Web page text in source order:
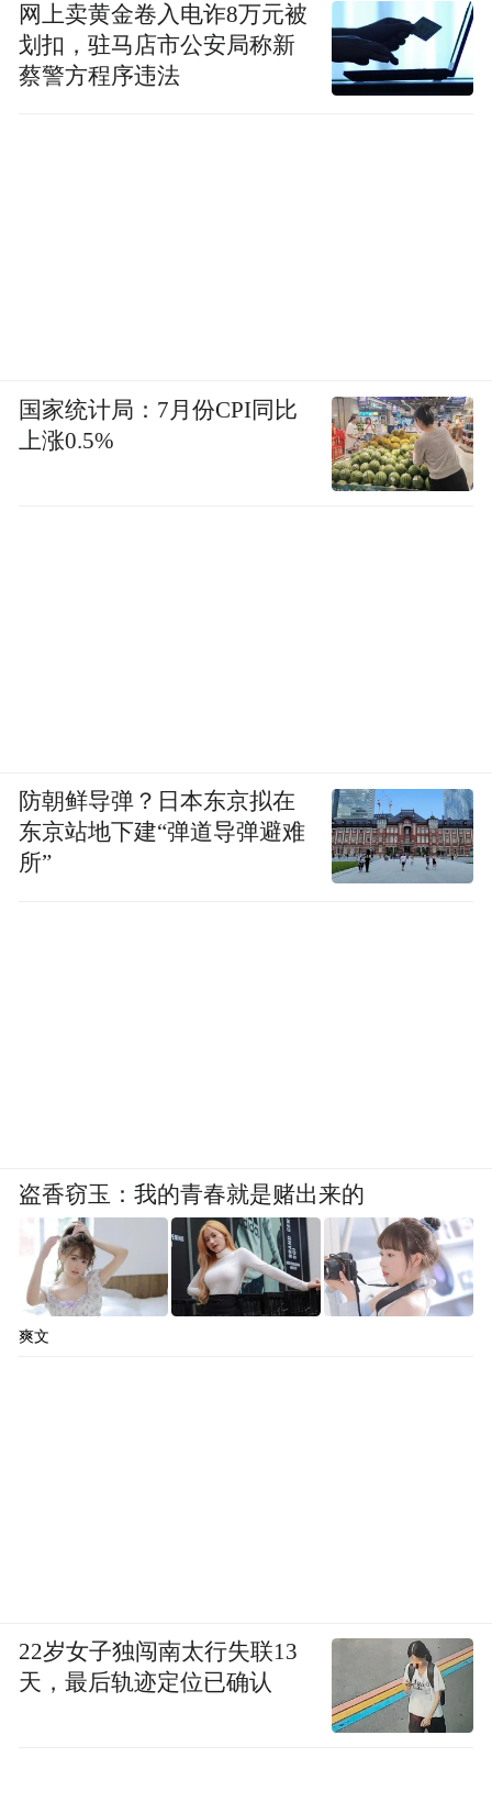
网上卖黄金卷入电诈8万元被
划扣，驻马店市公安局称新
蔡警方程序违法
国家统计局：7月份CPI同比
上涨0.5%
防朝鲜导弹？日本东京拟在
东京站地下建“弹道导弹避难
所”
盗香窃玉：我的青春就是赌出来的
爽文
22岁女子独闯南太行失联13
天，最后轨迹定位已确认